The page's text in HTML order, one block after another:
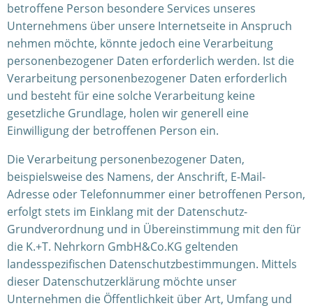
betroffene Person besondere Services unseres
Unternehmens über unsere Internetseite in Anspruch
nehmen möchte, könnte jedoch eine Verarbeitung
personenbezogener Daten erforderlich werden. Ist die
Verarbeitung personenbezogener Daten erforderlich
und besteht für eine solche Verarbeitung keine
gesetzliche Grundlage, holen wir generell eine
Einwilligung der betroffenen Person ein.
Die Verarbeitung personenbezogener Daten,
beispielsweise des Namens, der Anschrift, E-Mail-
Adresse oder Telefonnummer einer betroffenen Person,
erfolgt stets im Einklang mit der Datenschutz-
Grundverordnung und in Übereinstimmung mit den für
die K.+T. Nehrkorn GmbH&Co.KG geltenden
landesspezifischen Datenschutzbestimmungen. Mittels
dieser Datenschutzerklärung möchte unser
Unternehmen die Öffentlichkeit über Art, Umfang und